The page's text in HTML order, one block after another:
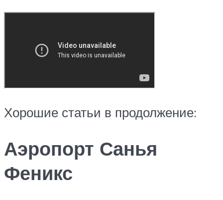
Хорошие статьи в продолжение:
Аэропорт Санья
Феникс